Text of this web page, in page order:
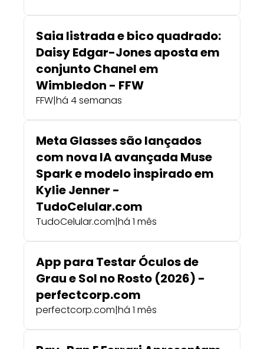
Saia listrada e bico quadrado:
Daisy Edgar-Jones aposta em
conjunto Chanel em
Wimbledon - FFW
FFW|há 4 semanas
Meta Glasses são lançados
com nova IA avançada Muse
Spark e modelo inspirado em
Kylie Jenner -
TudoCelular.com
TudoCelular.com|há 1 mês
App para Testar Óculos de
Grau e Sol no Rosto (2026) -
perfectcorp.com
perfectcorp.com|há 1 mês